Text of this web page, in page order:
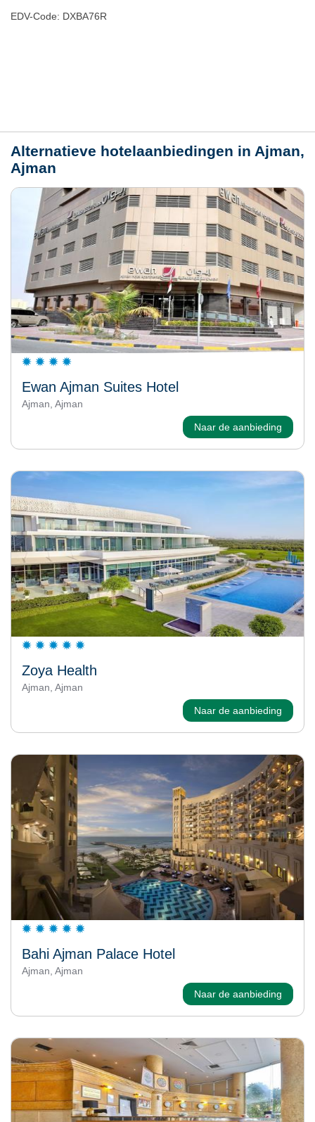
EDV-Code: DXBA76R
Alternatieve hotelaanbiedingen in Ajman,
Ajman
Ewan Ajman Suites Hotel
Ajman, Ajman
Naar de aanbieding
Zoya Health
Ajman, Ajman
Naar de aanbieding
Bahi Ajman Palace Hotel
Ajman, Ajman
Naar de aanbieding